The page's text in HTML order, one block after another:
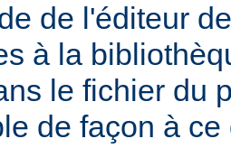
de l'éditeur
à la
le fichier du
de façon à